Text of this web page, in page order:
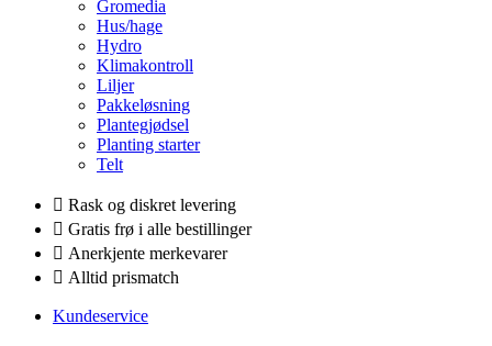
Gromedia
Hus/hage
Hydro
Klimakontroll
Liljer
Pakkeløsning
Plantegjødsel
Planting starter
Telt
Rask og diskret levering
Gratis frø i alle bestillinger
Anerkjente merkevarer
Alltid prismatch
Kundeservice